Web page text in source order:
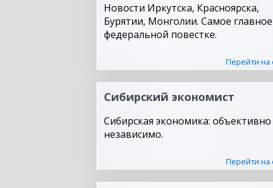
Новости Иркутска, Красноярска,
Бурятии, Монголии. Самое
федеральной повестке.
Перейти на
Сибирский экономист
Сибирская экономика: объективно
независимо.
Перейти на